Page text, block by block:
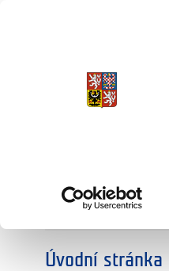
ZVOLTE SI
SOCIÁLNÍ DIALOG
Úvodní stránka